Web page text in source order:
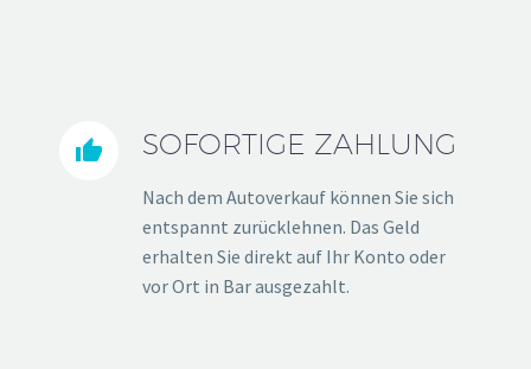

 SOFORTIGE ZAHLUNG
Nach dem Autoverkauf können Sie sich
entspannt zurücklehnen. Das Geld
erhalten Sie direkt auf Ihr Konto oder
vor Ort in Bar ausgezahlt.